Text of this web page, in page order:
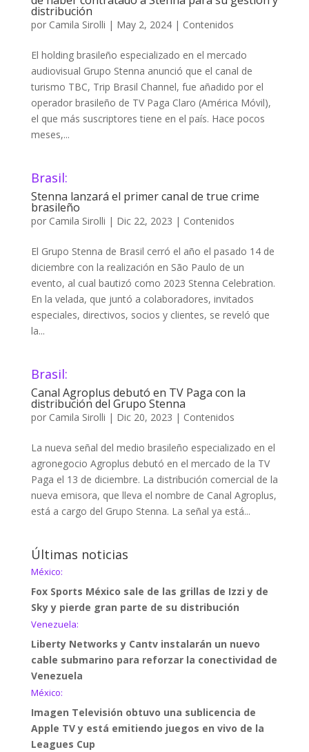
distribución
por Camila Sirolli | May 2, 2024| Contenidos
El holding brasileño especializado en el mercado
audiovisual Grupo Stenna anunció que el canal de
turismo TBC, Trip Brasil Channel, fue añadido por el
operador brasileño de TV Paga Claro (América Móvil),
el que más suscriptores tiene en el país. Hace pocos
meses,...
Brasil:
Stenna lanzará el primer canal de true crime
brasileño
por Camila Sirolli | Dic 22, 2023 | Contenidos
El Grupo Stenna de Brasil cerró el año el pasado 14 de
diciembre con la realización en São Paulo de un
evento, al cual bautizó como 2023 Stenna Celebration.
En la velada, que juntó a colaboradores, invitados
especiales, directivos, socios y clientes, se reveló que
la...
Brasil:
Canal Agroplus debutó en TV Paga con la
distribución del Grupo Stenna
por Camila Sirolli | Dic 20, 2023 | Contenidos
La nueva señal del medio brasileño especializado en el
agronegocio Agroplus debutó en el mercado de la TV
Paga el 13 de diciembre. La distribución comercial de la
nueva emisora, que lleva el nombre de Canal Agroplus,
está a cargo del Grupo Stenna. La señal ya está...
Últimas noticias
México:
Fox Sports México sale de las grillas de Izzi y de
Sky y pierde gran parte de su distribución
Venezuela:
Liberty Networks y Cantv instalarán un nuevo
cable submarino para reforzar la conectividad de
Venezuela
México:
Imagen Televisión obtuvo una sublicencia de
Apple TV y está emitiendo juegos en vivo de la
Leagues Cup